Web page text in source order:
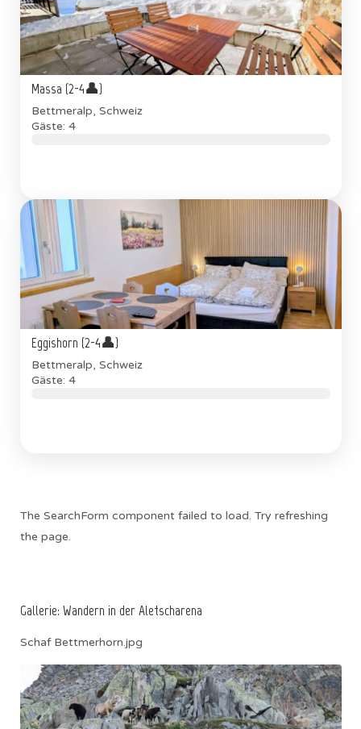
Massa (2-4👤)
Bettmeralp, Schweiz
Gäste: 4
Eggishorn (2-4👤)
Bettmeralp, Schweiz
Gäste: 4
The SearchForm component failed to load. Try refreshing
the page.
Gallerie: Wandern in der Aletscharena
Schaf Bettmerhorn.jpg